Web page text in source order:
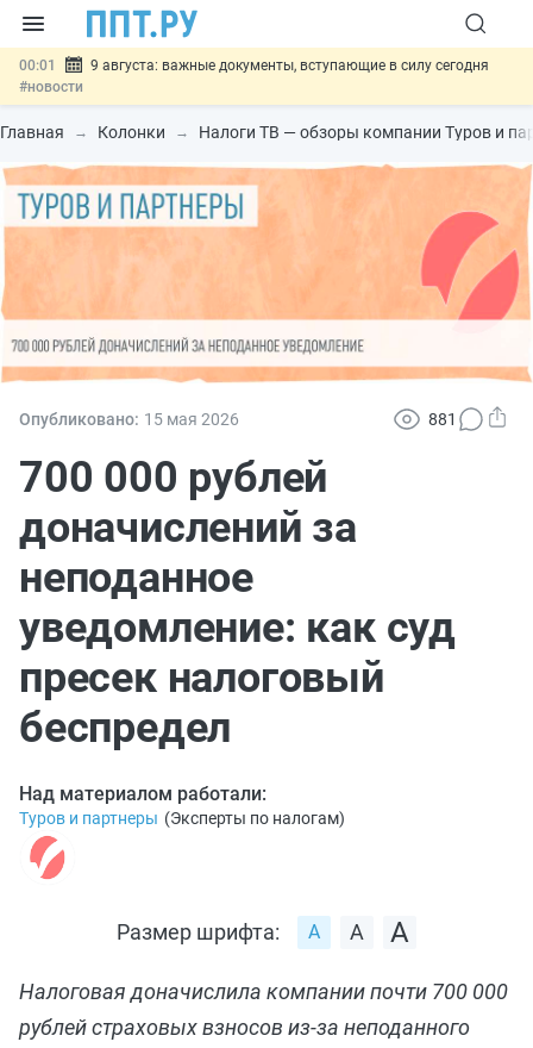
00:01
9 августа: важные документы, вступающие в силу сегодня
#новости
07.08 Подписан закон о блокировке продажи опасных товаров через
«Честный знак»#новости
07.08 Госпошлину за устранение ошибок в документах предлагают
отменить#новости
Разработают единые критерии трудовых и ГПХ-
#новости
Главная Колонки Налоги ТВ — обзоры компании Туров и
Опубликовано: 15 мая 2026 881
700 000 рублей
доначислений за
неподанное
уведомление: как суд
пресек налоговый
беспредел
Над материалом работали:
Туров и партнеры (Эксперты по налогам)
Размер шрифта:
Налоговая доначислила компании почти 700 000
рублей страховых взносов из-за неподанного